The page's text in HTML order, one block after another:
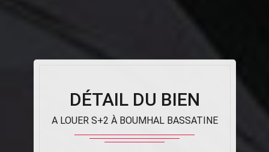
DÉTAIL DU BIEN
A LOUER S+2 À BOUMHAL BASSATINE